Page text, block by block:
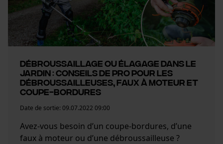
Débroussaillage ou élagage dans le
jardin : conseils de pro pour les
débroussailleuses, faux à moteur et
coupe-bordures
Date de sortie: 09.07.2022 09:00
Avez-vous besoin d’un coupe-bordures, d’une
faux à moteur ou d’une débroussailleuse ?